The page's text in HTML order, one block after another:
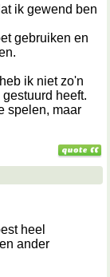
ik gewend ben
gebruiken en
ik niet zo'n
heeft.
spelen, maar
heel
ander